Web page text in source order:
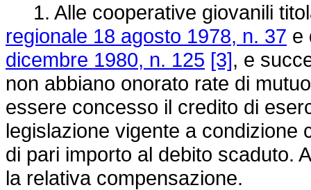
1. Alle cooperative giovanili
regionale 18 agosto 1978, n. 37 e
dicembre 1980, n. 125 [3], e
non abbiano onorato rate di
essere concesso il credito di
legislazione vigente a condizione
di pari importo al debito scaduto.
la relativa compensazione.